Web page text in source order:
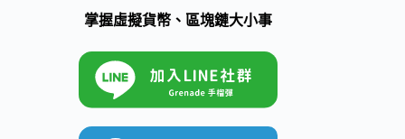
掌握虛擬貨幣、區塊鏈大小事